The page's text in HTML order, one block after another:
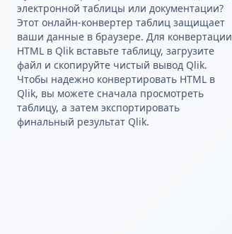
электронной таблицы или документации?
Этот онлайн-конвертер таблиц защищает
ваши данные в браузере. Для конвертации
HTML в Qlik вставьте таблицу, загрузите
файл и скопируйте чистый вывод Qlik.
Чтобы надежно конвертировать HTML в
Qlik, вы можете сначала просмотреть
таблицу, а затем экспортировать
финальный результат Qlik.